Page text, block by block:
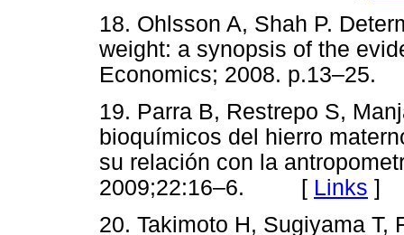
18. Ohlsson A, Shah P.
weight: a synopsis of the
Economics; 2008.
19. Parra B, Restrepo S,
bioquímicos del hierro
su relación con la
2009;22:16–6. [ Links ]
20. Takimoto H, Sugiyama T,